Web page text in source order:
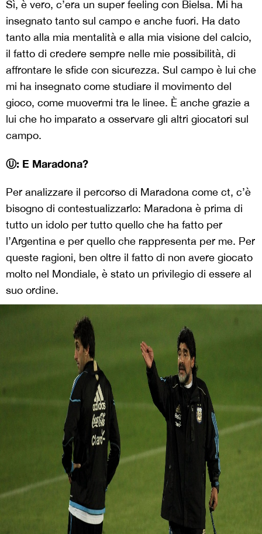
Sì, è vero, c’era un super feeling con Bielsa. Mi ha
insegnato tanto sul campo e anche fuori. Ha dato
tanto alla mia mentalità e alla mia visione del calcio,
il fatto di credere sempre nelle mie possibilità, di
affrontare le sfide con sicurezza. Sul campo è lui che
mi ha insegnato come studiare il movimento del
gioco, come muovermi tra le linee. È anche grazie a
lui che ho imparato a osservare gli altri giocatori sul
campo.
Ⓤ: E Maradona?
Per analizzare il percorso di Maradona come ct, c’è
bisogno di contestualizzarlo: Maradona è prima di
tutto un idolo per tutto quello che ha fatto per
l’Argentina e per quello che rappresenta per me. Per
queste ragioni, ben oltre il fatto di non avere giocato
molto nel Mondiale, è stato un privilegio di essere al
suo ordine.